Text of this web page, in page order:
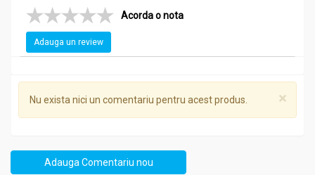
Acorda o nota
Adauga un review
×
Nu exista nici un comentariu pentru acest produs.
Adauga Comentariu nou